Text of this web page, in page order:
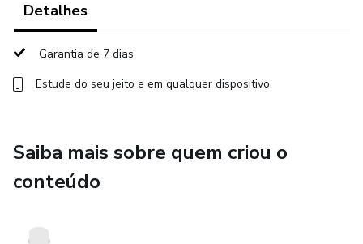
Detalhes
Garantia de 7 dias
Estude do seu jeito e em qualquer dispositivo
Saiba mais sobre quem criou o
conteúdo